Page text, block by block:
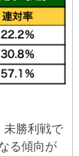
未勝利戦で
る傾向が